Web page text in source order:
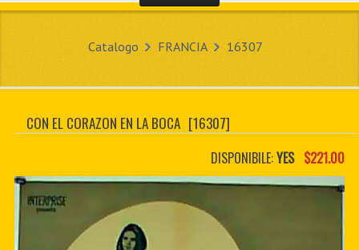
IL MIO CONTO
CONTATTO
CUSTOM PDF
Catalogo FRANCIA 16307
CON EL CORAZON EN LA BOCA [16307]
DISPONIBILE:YES $221.00